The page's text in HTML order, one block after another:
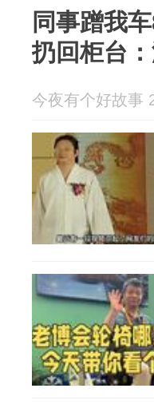
同事蹭我
扔回柜台
今夜有个好故事